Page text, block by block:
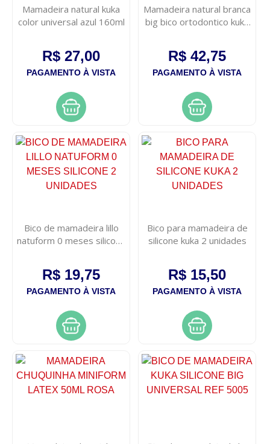
Mamadeira natural kuka
color universal azul 160ml
R$ 27,00
PAGAMENTO À VISTA
Mamadeira natural branca
big bico ortodontico kuka
R$ 42,75
PAGAMENTO À VISTA
Bico de mamadeira lillo
natuform 0 meses silicone
R$ 19,75
PAGAMENTO À VISTA
Bico para mamadeira de
silicone kuka 2 unidades
R$ 15,50
PAGAMENTO À VISTA